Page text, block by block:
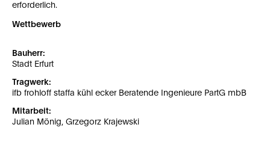
erforderlich.
Wettbewerb
Bauherr:
Stadt Erfurt
Tragwerk:
ifb frohloff staffa kühl ecker Beratende Ingenieure PartG mbB
Mitarbeit:
Julian Mönig, Grzegorz Krajewski